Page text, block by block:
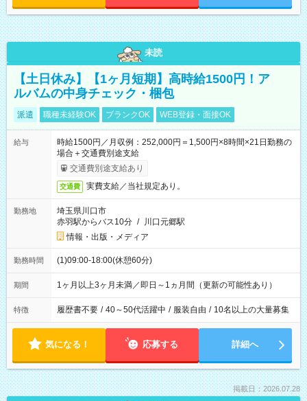
未読
【土日休み】【1ヶ月短期】高時給1500円！ア
ルバムの中身チェック・梱包
派遣 職種未経験OK ブランクOK WEB登録・面接OK
給与
時給1500円／月収例：252,000円＝1,500円×8時間×21日勤務の
場合＋交通費別途支給
交通費別途支給あり
交通費 実費支給／当社規定あり。
勤務地
埼玉県川口市
赤羽駅からバス10分 / 川口元郷駅
情報・出版・メディア
勤務時間 (1)09:00-18:00(休憩60分)
期間 1ヶ月以上3ヶ月未満／即日～1ヵ月間（更新の可能性あり）
特徴 履歴書不要 / 40～50代活躍中 / 服装自由 / 10名以上の大量募集
気になる！ 応募する 詳細へ
掲載日：2026.07.28